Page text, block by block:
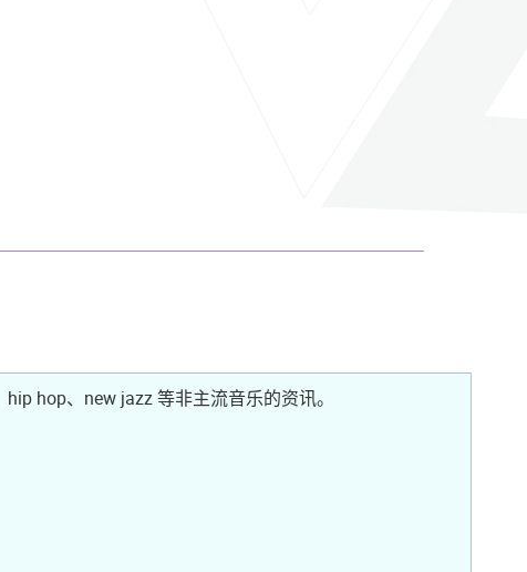
hop、new jazz 等非主流音乐的资讯。